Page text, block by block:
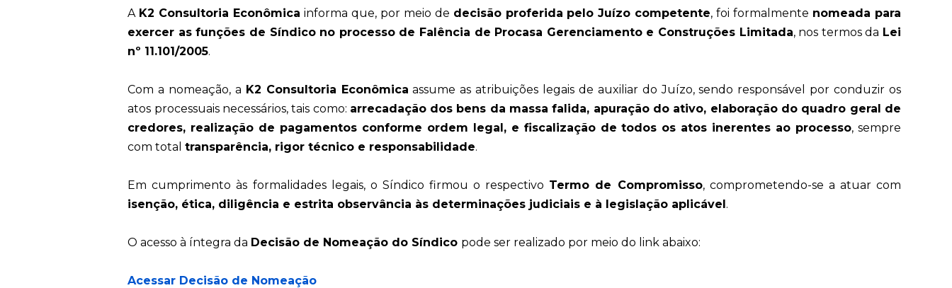
A K2 Consultoria Econômica informa que, por meio de decisão proferida pelo Juízo competente, foi formalmente nomeada para
exercer as funções de Síndico no processo de Falência de Procasa Gerenciamento e Construções Limitada, nos termos da Lei
nº 11.101/2005.
Com a nomeação, a K2 Consultoria Econômica assume as atribuições legais de auxiliar do Juízo, sendo responsável por conduzir os
atos processuais necessários, tais como: arrecadação dos bens da massa falida, apuração do ativo, elaboração do quadro geral de
credores, realização de pagamentos conforme ordem legal, e fiscalização de todos os atos inerentes ao processo, sempre
com totaltransparência, rigor técnico e responsabilidade.
Em cumprimento às formalidades legais, o Síndico firmou o respectivo Termo de Compromisso, comprometendo-se a atuar com
isenção, ética, diligência e estrita observância às determinações judiciais e à legislação aplicável.
O acesso à íntegra da Decisão de Nomeação do Síndico pode ser realizado por meio do link abaixo:
Acessar Decisão de Nomeação